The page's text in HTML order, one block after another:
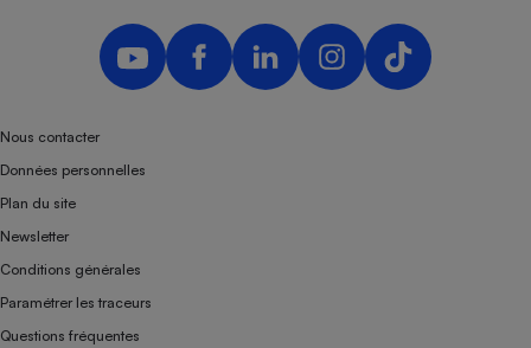
Nous contacter
Données personnelles
Plan du site
Newsletter
Conditions générales
Paramétrer les traceurs
Questions fréquentes